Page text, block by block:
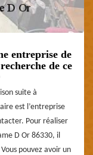
entreprise de
de ce
suite à
est l’entreprise
Pour réaliser
D Or 86330, il
pouvez avoir un